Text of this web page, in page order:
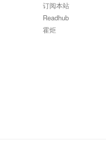
订阅本站
Readhub
霍炬